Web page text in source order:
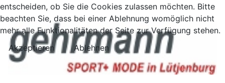
entscheiden, ob Sie die Cookies zulassen möchten. Bitte
beachten Sie, dass bei einer Ablehnung womöglich nicht
mehr alle Funktionalitäten der Seite zur Verfügung stehen.
Akzeptieren
Ablehnen